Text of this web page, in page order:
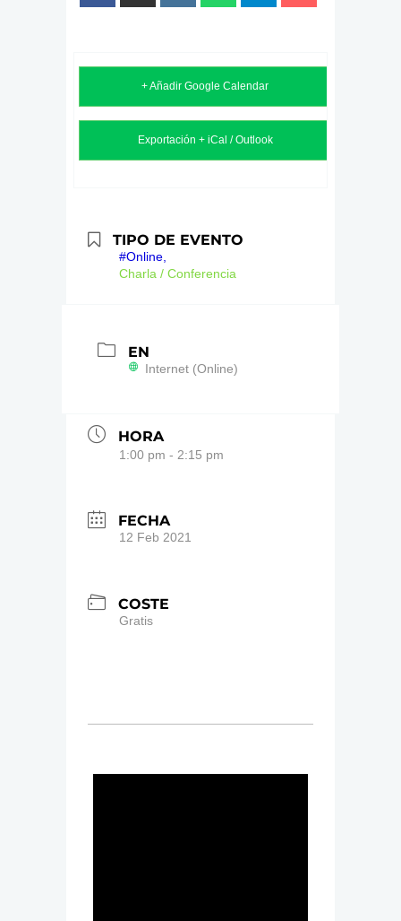
+ Añadir Google Calendar
Exportación + iCal / Outlook
TIPO DE EVENTO
#Online,
Charla / Conferencia
EN
Internet (Online)
HORA
1:00 pm - 2:15 pm
FECHA
12 Feb 2021
COSTE
Gratis